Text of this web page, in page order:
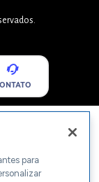
para